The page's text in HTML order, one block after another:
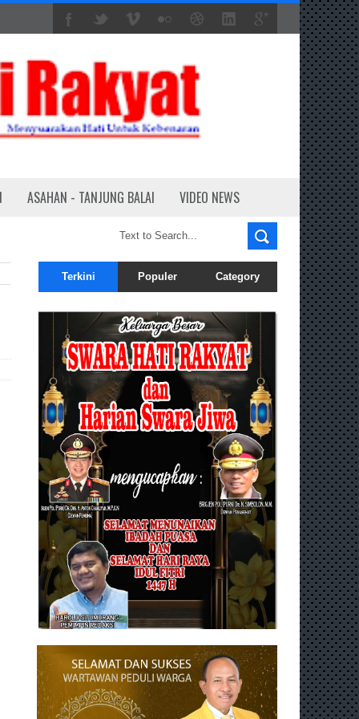
ASAHAN - TANJUNG BALAI VIDEO NEWS
Terkini Populer Category